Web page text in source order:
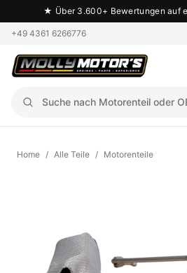
★ Über 3.600+ Bewertungen auf
+49 4361 6266776
Home / Alle Teile / Motorenteile